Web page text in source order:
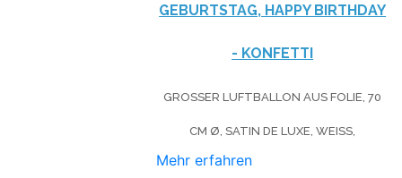
GEBURTSTAG, HAPPY BIRTHDAY
- KONFETTI
GROSSER LUFTBALLON AUS FOLIE, 70 C
M Ø, SATIN DE LUXE, WEISS,
Mehr erfahren